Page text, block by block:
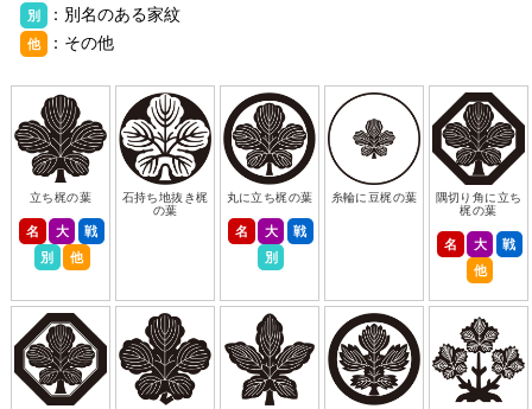
別 ：別名のある家紋
他 ：その他
立ち梶の葉
名 大
戦
別
他
石持ち地抜き梶
の葉
丸に立ち梶の葉
名 大
戦
別
糸輪に豆梶の葉
隅切り角に立ち
梶の葉
名 大
戦
他